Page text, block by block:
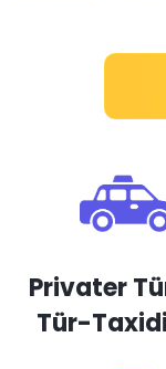
Privater
Tür-